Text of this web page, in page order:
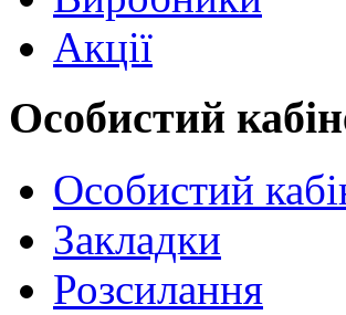
Акції
Особистий
Особистий
Закладки
Розсилання